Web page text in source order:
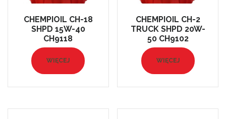
CHEMPIOIL CH-18
SHPD 15W-40
CH9118
WIĘCEJ
CHEMPIOIL CH-2
TRUCK SHPD 20W-
50 CH9102
WIĘCEJ